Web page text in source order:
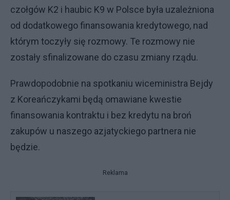
czołgów K2 i haubic K9 w Polsce była uzależniona
od dodatkowego finansowania kredytowego, nad
którym toczyły się rozmowy. Te rozmowy nie
zostały sfinalizowane do czasu zmiany rządu.
Prawdopodobnie na spotkaniu wiceministra Bejdy
z Koreańczykami będą omawiane kwestie
finansowania kontraktu i bez kredytu na broń
zakupów u naszego azjatyckiego partnera nie
będzie.
Reklama